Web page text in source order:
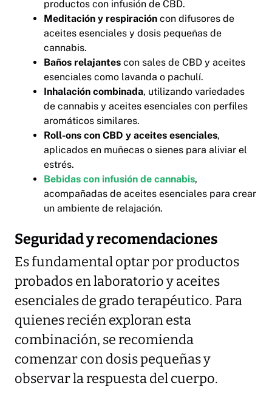
productos con infusión de CBD.
Meditación y respiración con difusores de
aceites esenciales y dosis pequeñas de
cannabis.
Baños relajantes con sales de CBD y aceites
esenciales como lavanda o pachulí.
Inhalación combinada, utilizando variedades
de cannabis y aceites esenciales con perfiles
aromáticos similares.
Roll-ons con CBD y aceites esenciales,
aplicados en muñecas o sienes para aliviar el
estrés.
Bebidas con infusión de cannabis,
acompañadas de aceites esenciales para crear
un ambiente de relajación.
Seguridad y recomendaciones
Es fundamental optar por productos
probados en laboratorio y aceites
esenciales de grado terapéutico. Para
quienes recién exploran esta
combinación, se recomienda
comenzar con dosis pequeñas y
observar la respuesta del cuerpo.